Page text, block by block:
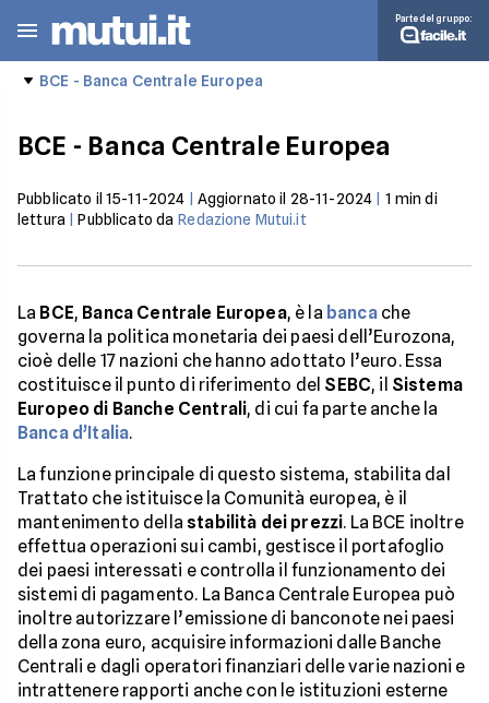
Parte del gruppo:
BCE - Banca Centrale Europea
BCE - Banca Centrale Europea
Pubblicato il 15-11-2024 Aggiornato il 28-11-2024 1 min di
lettura |Pubblicato da Redazione Mutui.it
La BCE, Banca Centrale Europea, è la bancache
governa la politica monetaria dei paesi dell’Eurozona,
cioè delle 17 nazioni che hanno adottato l’euro. Essa
costituisce il punto di riferimento del SEBC, il Sistema
Europeo di Banche Centrali, di cui fa parte anche la
Banca d’Italia.
La funzione principale di questo sistema, stabilita dal
Trattato che istituisce la Comunità europea, è il
mantenimento della stabilità dei prezzi. La BCE inoltre
effettua operazioni sui cambi, gestisce il portafoglio
dei paesi interessati e controlla il funzionamento dei
sistemi di pagamento. La Banca Centrale Europea può
inoltre autorizzare l’emissione di banconote nei paesi
della zona euro, acquisire informazioni dalle Banche
Centrali e dagli operatori finanziari delle varie nazioni e
intrattenere rapporti anche con le istituzioni esterne